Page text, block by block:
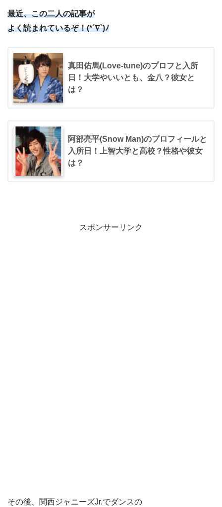
最近、この二人の記事が
よく読まれているぞ！(*´∇`)ﾉ
真田佑馬(Love-tune)のプロフと入所
日！大学やいいとも、金八？彼女と
は？
阿部亮平(Snow Man)のプロフィールと
入所日！上智大学と高校？性格や彼女
は？
スポンサーリンク
その後、関西ジャニーズJr.でダンスの